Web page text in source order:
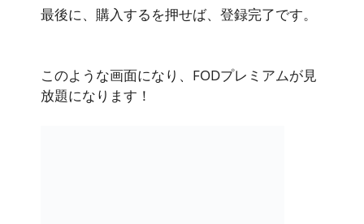
最後に、購入するを押せば、登録完了です。
このような画面になり、FODプレミアムが見
放題になります！